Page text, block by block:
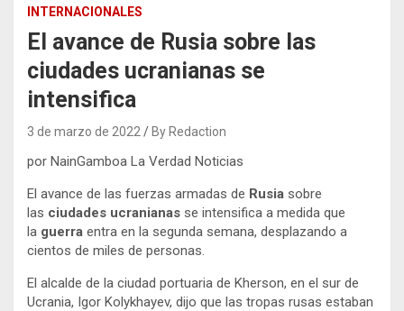
INTERNACIONALES
El avance de Rusia sobre las
ciudades ucranianas se
intensifica
3 de marzo de 2022 By Redaction
por NainGamboa La Verdad Noticias
El avance de las fuerzas armadas de Rusia sobre
las ciudades ucranianas se intensifica a medida que
la guerra entra en la segunda semana, desplazando a
cientos de miles de personas.
El alcalde de la ciudad portuaria de Kherson, en el sur de
Ucrania, Igor Kolykhayev, dijo que las tropas rusas estaban